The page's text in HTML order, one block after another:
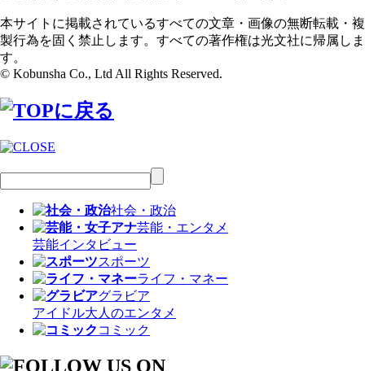
本サイトに掲載されているすべての文章・画像の無断転載・複
製行為を固く禁止します。すべての著作権は光文社に帰属しま
す。
© Kobunsha Co., Ltd All Rights Reserved.
社会・政治
芸能・エンタメ
芸能インタビュー
スポーツ
ライフ・マネー
グラビア
アイドル大人のエンタメ
コミック